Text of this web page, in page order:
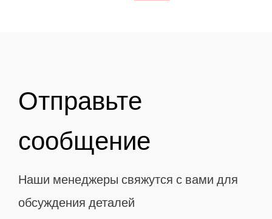
Отправьте
сообщение
Наши менеджеры свяжутся с вами для
обсуждения деталей